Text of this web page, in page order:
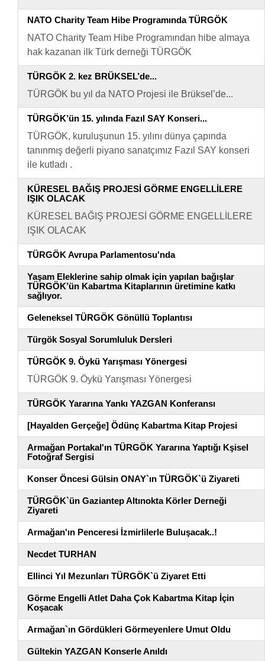
NATO Charity Team Hibe Programında TÜRGÖK
NATO Charity Team Hibe Programından hibe almaya
hak kazanan ilk Türk derneği TÜRGÖK
TÜRGÖK 2. kez BRÜKSEL’de...
TÜRGÖK bu yıl da NATO Projesi ile Brüksel’de...
TÜRGÖK’ün 15. yılında Fazıl SAY Konseri...
TÜRGÖK, kuruluşunun 15. yılını dünya çapında
tanınmış değerli piyano sanatçımız Fazıl SAY konseri
ile kutladı .
KÜRESEL BAĞIŞ PROJESİ GÖRME ENGELLİLERE
IŞIK OLACAK
KÜRESEL BAĞIŞ PROJESİ GÖRME ENGELLİLERE
IŞIK OLACAK
TÜRGÖK Avrupa Parlamentosu'nda
Yaşam Eleklerine sahip olmak için yapılan bağışlar
TÜRGÖK’ün Kabartma Kitaplarının üretimine katkı
sağlıyor.
Geleneksel TÜRGÖK Gönüllü Toplantısı
Türgök Sosyal Sorumluluk Dersleri
TÜRGÖK 9. Öykü Yarışması Yönergesi
TÜRGÖK 9. Öykü Yarışması Yönergesi
TÜRGÖK Yararına Yankı YAZGAN Konferansı
[Hayalden Gerçeğe] Ödünç Kabartma Kitap Projesi
Armağan Portakal'ın TÜRGÖK Yararına Yaptığı Kşisel
Fotoğraf Sergisi
Konser Öncesi Gülsin ONAY`ın TÜRGÖK`ü Ziyareti
TÜRGÖK`ün Gaziantep Altınokta Körler Derneği
Ziyareti
Armağan'ın Penceresi İzmirlilerle Buluşacak..!
Necdet TURHAN
Ellinci Yıl Mezunları TÜRGÖK`ü Ziyaret Etti
Görme Engelli Atlet Daha Çok Kabartma Kitap İçin
Koşacak
Armağan`ın Gördükleri Görmeyenlere Umut Oldu
Gültekin YAZGAN Konserle Anıldı